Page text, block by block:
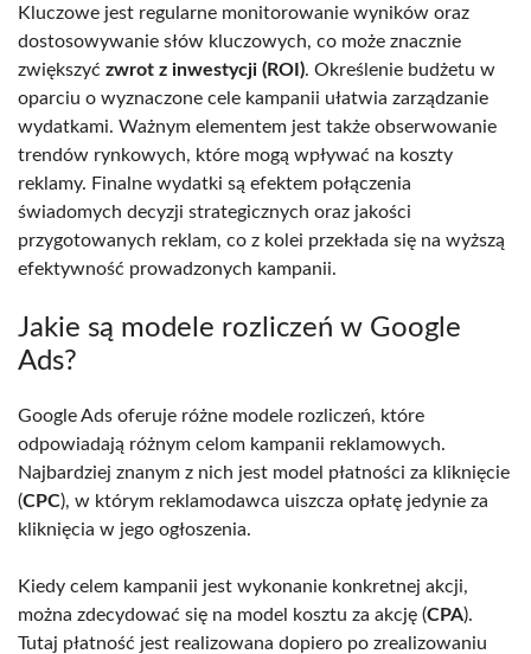
Kluczowe jest regularne monitorowanie wyników oraz
dostosowywanie słów kluczowych, co może znacznie
zwiększyć zwrot z inwestycji (ROI). Określenie budżetu w
oparciu o wyznaczone cele kampanii ułatwia zarządzanie
wydatkami. Ważnym elementem jest także obserwowanie
trendów rynkowych, które mogą wpływać na koszty
reklamy. Finalne wydatki są efektem połączenia
świadomych decyzji strategicznych oraz jakości
przygotowanych reklam, co z kolei przekłada się na wyższą
efektywność prowadzonych kampanii.
Jakie są modele rozliczeń w Google
Ads?
Google Ads oferuje różne modele rozliczeń, które
odpowiadają różnym celom kampanii reklamowych.
Najbardziej znanym z nich jest model płatności za kliknięcie
(CPC), w którym reklamodawca uiszcza opłatę jedynie za
kliknięcia w jego ogłoszenia.
Kiedy celem kampanii jest wykonanie konkretnej akcji,
można zdecydować się na model kosztu za akcję (CPA).
Tutaj płatność jest realizowana dopiero po zrealizowaniu